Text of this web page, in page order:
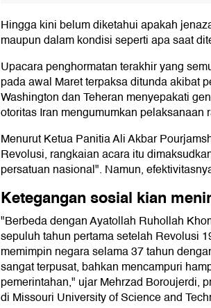
Hingga kini belum diketahui apakah
maupun dalam kondisi seperti apa saat
Upacara penghormatan terakhir yang
pada awal Maret terpaksa ditunda akibat
Washington dan Teheran menyepakati
otoritas Iran mengumumkan pelaksanaan
Menurut Ketua Panitia Ali Akbar
Revolusi, rangkaian acara itu
persatuan nasional". Namun,
Ketegangan sosial kian
"Berbeda dengan Ayatollah Ruhollah
sepuluh tahun pertama setelah Revolusi
memimpin negara selama 37 tahun
sangat terpusat, bahkan mencampuri
pemerintahan," ujar Mehrzad Boroujerdi,
di Missouri University of Science and